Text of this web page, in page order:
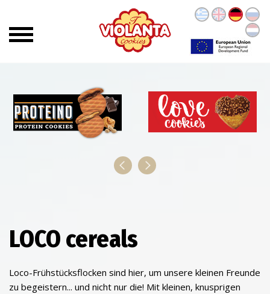
LOCO cereals
Loco-Frühstücksflocken sind hier, um unsere kleinen Freunde
zu begeistern... und nicht nur die! Mit kleinen, knusprigen